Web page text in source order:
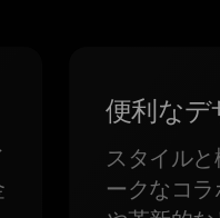
便利なデ
スタイル
ークなコ